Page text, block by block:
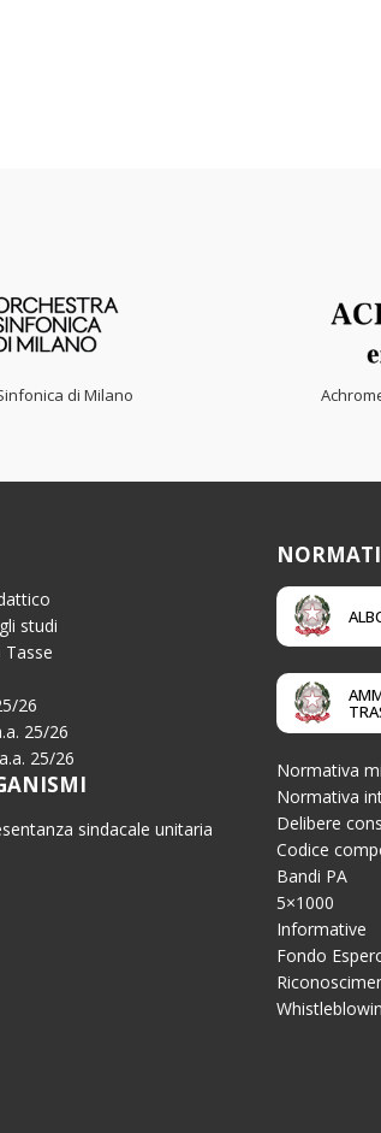
di Milano
studi
26
25/26
25/26
sindacale unitaria
Normativa
Normativa
Delibere
Codice
Bandi PA
5×1000
Informative
Fondo